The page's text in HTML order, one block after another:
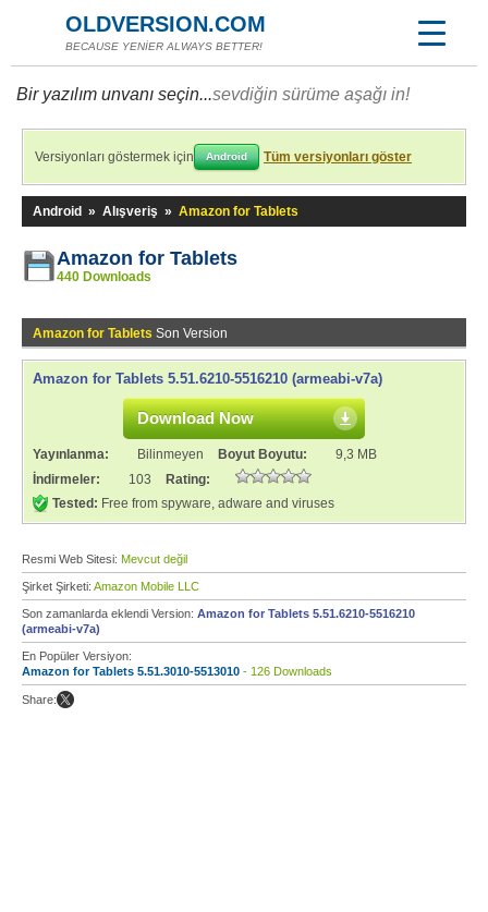
OLDVERSION.COM
BECAUSE YENİER ALWAYS BETTER!
Bir yazılım unvanı seçin...sevdiğin sürüme aşağı in!
Versiyonları göstermek için Android Tüm versiyonları göster
Android » Alışveriş » Amazon for Tablets
Amazon for Tablets
440 Downloads
Amazon for Tablets Son Version
Amazon for Tablets 5.51.6210-5516210 (armeabi-v7a)
Download Now
Yayınlanma: Bilinmeyen Boyut Boyutu:
9,3 MB
İndirmeler:
103
Rating:
Tested: Free from spyware, adware and viruses
Resmi Web Sitesi: Mevcut değil
Şirket Şirketi: Amazon Mobile LLC
Son zamanlarda eklendi Version: Amazon for Tablets 5.51.6210-5516210
(armeabi-v7a)
En Popüler Versiyon:
Amazon for Tablets 5.51.3010-5513010 - 126 Downloads
Share: